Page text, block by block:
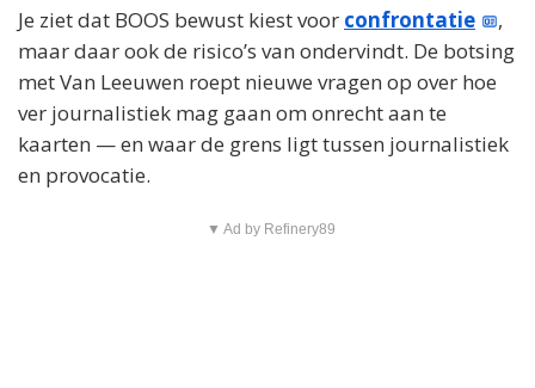
Je ziet dat BOOS bewust kiest voor confrontatie
,
maar daar ook de risico’s van ondervindt. De botsing
met Van Leeuwen roept nieuwe vragen op over hoe
ver journalistiek mag gaan om onrecht aan te
kaarten — en waar de grens ligt tussen journalistiek
en provocatie.
▼ Ad by Refinery89